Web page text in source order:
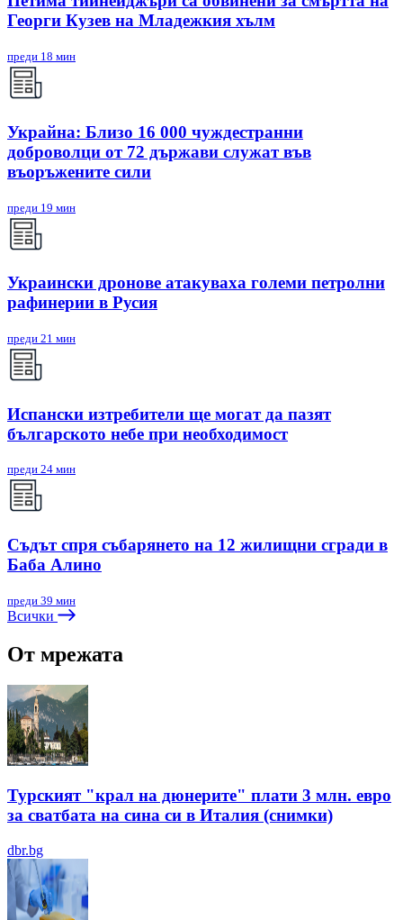
Георги Кузев на Младежкия хълм
преди 18 мин
Украйна: Близо 16 000 чуждестранни
доброволци от 72 държави служат във
въоръжените сили
преди 19 мин
Украински дронове атакуваха големи петролни
рафинерии в Русия
преди 21 мин
Испански изтребители ще могат да пазят
българското небе при необходимост
преди 24 мин
Съдът спря събарянето на 12 жилищни сгради в
Баба Алино
преди 39 мин
Всички
От мрежата
Турският "крал на дюнерите" плати 3 млн. евро
за сватбата на сина си в Италия (снимки)
dbr.bg